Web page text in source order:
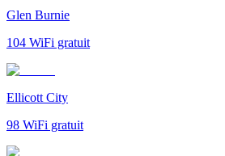
Glen Burnie
104 WiFi gratuit
Ellicott City
98 WiFi gratuit